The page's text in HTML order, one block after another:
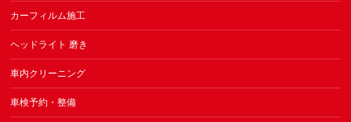
カーフィルム施工
ヘッドライト 磨き
車内クリーニング
車検予約・整備